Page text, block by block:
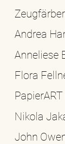
Andrea
Anneliese
Flora
Nikola
John